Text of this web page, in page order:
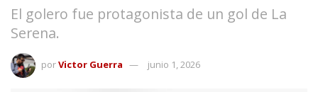
El golero fue protagonista de un gol de La
Serena.
porVictor Guerra junio 1, 2026